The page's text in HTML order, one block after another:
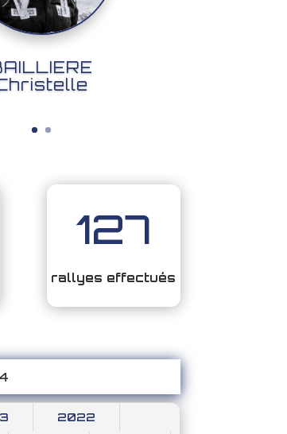
127
rallyes effectués
2022